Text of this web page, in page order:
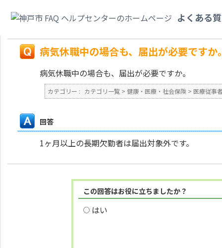
よくある
中の場合も、届出が必要ですか。
病気休職中の場合も、届出が必要ですか
病気休職中の場合も、届出が必要ですか。
カテゴリー : カテゴリ一覧 > 健康・医療・社会保険 > 医療従事
回答
1ヶ月以上の長期欠勤者は届出対象外です。
この回答はお役に立ちましたか？
はい